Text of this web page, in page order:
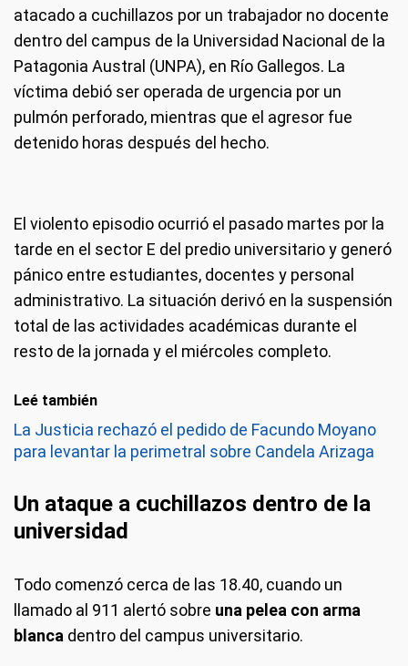
atacado a cuchillazos por un trabajador no docente
dentro del campus de la Universidad Nacional de la
Patagonia Austral (UNPA), en Río Gallegos. La
víctima debió ser operada de urgencia por un
pulmón perforado, mientras que el agresor fue
detenido horas después del hecho.
El violento episodio ocurrió el pasado martes por la
tarde en el sector E del predio universitario y generó
pánico entre estudiantes, docentes y personal
administrativo. La situación derivó en la suspensión
total de las actividades académicas durante el
resto de la jornada y el miércoles completo.
Leé también
La Justicia rechazó el pedido de Facundo Moyano
para levantar la perimetral sobre Candela Arizaga
Un ataque a cuchillazos dentro de la
universidad
Todo comenzó cerca de las 18.40, cuando un
llamado al 911 alertó sobre una pelea con arma
blanca dentro del campus universitario.